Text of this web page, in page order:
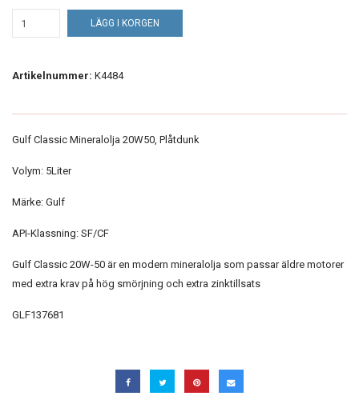
LÄGG I KORGEN
Artikelnummer: K4484
Gulf Classic Mineralolja 20W50, Plåtdunk
Volym: 5Liter
Märke: Gulf
API-Klassning: SF/CF
Gulf Classic 20W-50 är en modern mineralolja som passar äldre motorer
med extra krav på hög smörjning och extra zinktillsats
GLF137681